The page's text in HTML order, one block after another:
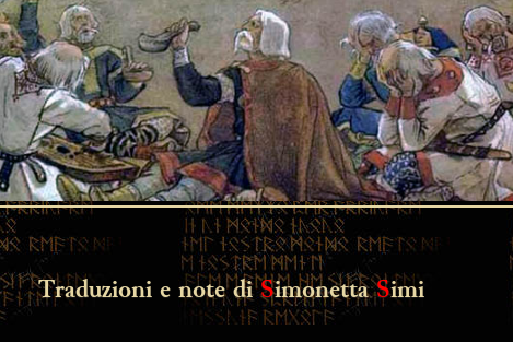
Traduzioni e note diSimonettaSimi